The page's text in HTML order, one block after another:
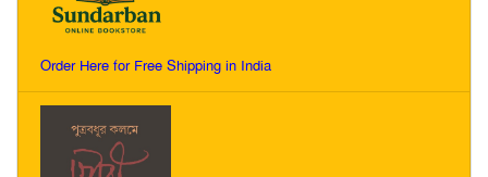
Order Here for Free Shipping in India